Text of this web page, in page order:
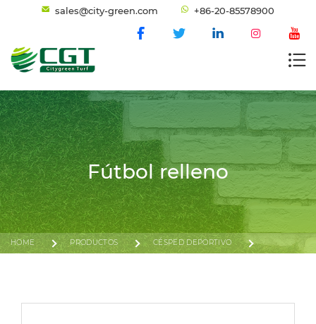
sales@city-green.com +86-20-85578900
Fútbol relleno
HOME PRODUCTOS CÉSPED DEPORTIVO